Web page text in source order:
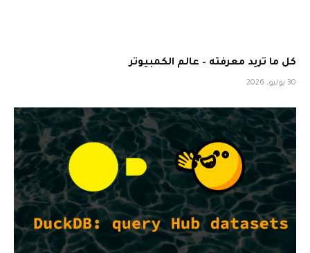
كل ما تريد معرفته – عالم الكمبيوتر
30 يوليو، 2026